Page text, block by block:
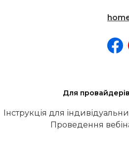
Для провайдерів
Інструкція для
Проведення